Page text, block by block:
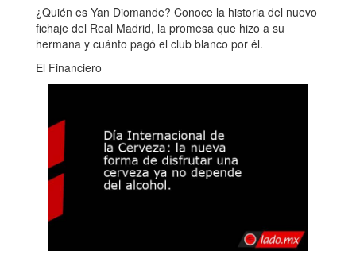
¿Quién es Yan Diomande? Conoce la historia del nuevo
fichaje del Real Madrid, la promesa que hizo a su
hermana y cuánto pagó el club blanco por él.
El Financiero